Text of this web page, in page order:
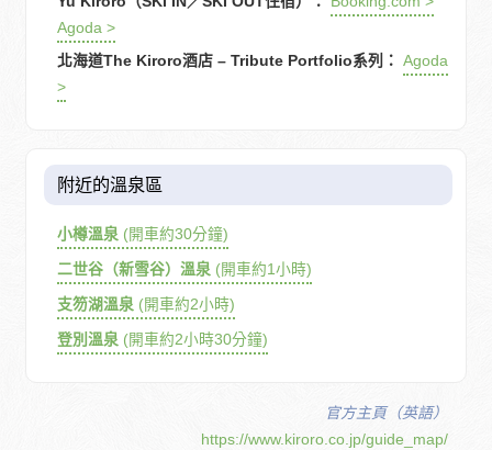
Agoda >
北海道The Kiroro酒店 – Tribute Portfolio系列： Agoda
>
附近的溫泉區
小樽溫泉 (開車約30分鐘)
二世谷（新雪谷）溫泉 (開車約1小時)
支笏湖溫泉 (開車約2小時)
登別溫泉 (開車約2小時30分鐘)
官方主頁（英語）
https://www.kiroro.co.jp/guide_map/